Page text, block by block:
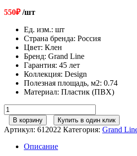
550₽/шт
Ед. изм.: шт
Страна бренда: Россия
Цвет: Клен
Бренд: Grand Line
Гарантия: 45 лет
Коллекция: Design
Полезная площадь, м2: 0.74
Материал: Пластик (ПВХ)
Количество
товара
Софит
Estetic
Grand
В корзину Купить в один клик
Артикул: 612022 Категория: Grand
Описание